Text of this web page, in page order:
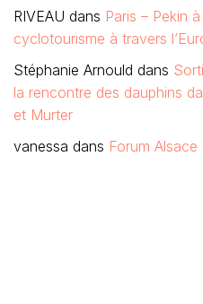
RIVEAU dans Paris – Pekin
cyclotourisme à travers
Stéphanie Arnould dans
la rencontre des dauphins
et Murter
vanessa dans Forum Alsace